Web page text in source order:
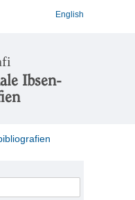
English
Ibsen-